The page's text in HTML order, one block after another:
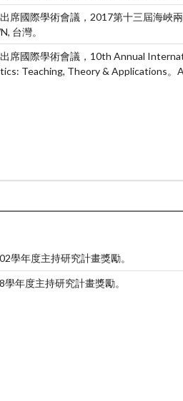
席國際學術會議，2017第十三屆海峽
台灣。
席國際學術會議，10th Annual
Teaching, Theory & Applications。
學年度主持研究計畫獎勵。
年度主持研究計畫獎勵。